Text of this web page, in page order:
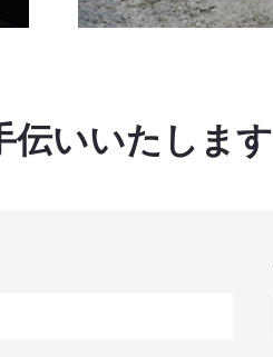
伝いいたします